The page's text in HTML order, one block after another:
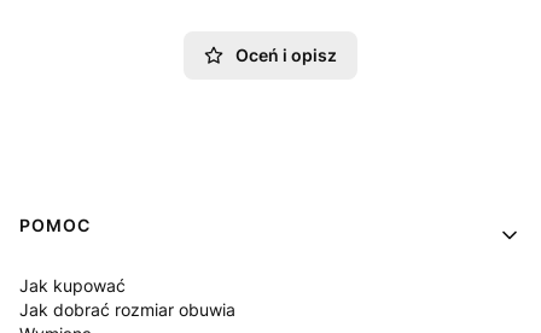
Oceń i opisz
Linki w stopce
POMOC
Jak kupować
Jak dobrać rozmiar obuwia